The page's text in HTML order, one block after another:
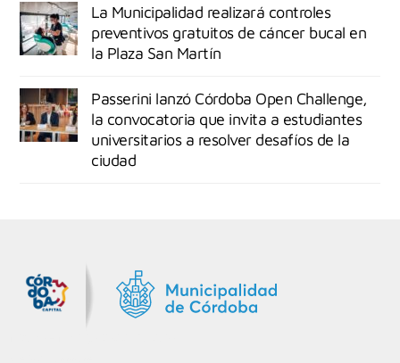
La Municipalidad realizará controles
preventivos gratuitos de cáncer bucal en
la Plaza San Martín
Passerini lanzó Córdoba Open Challenge,
la convocatoria que invita a estudiantes
universitarios a resolver desafíos de la
ciudad